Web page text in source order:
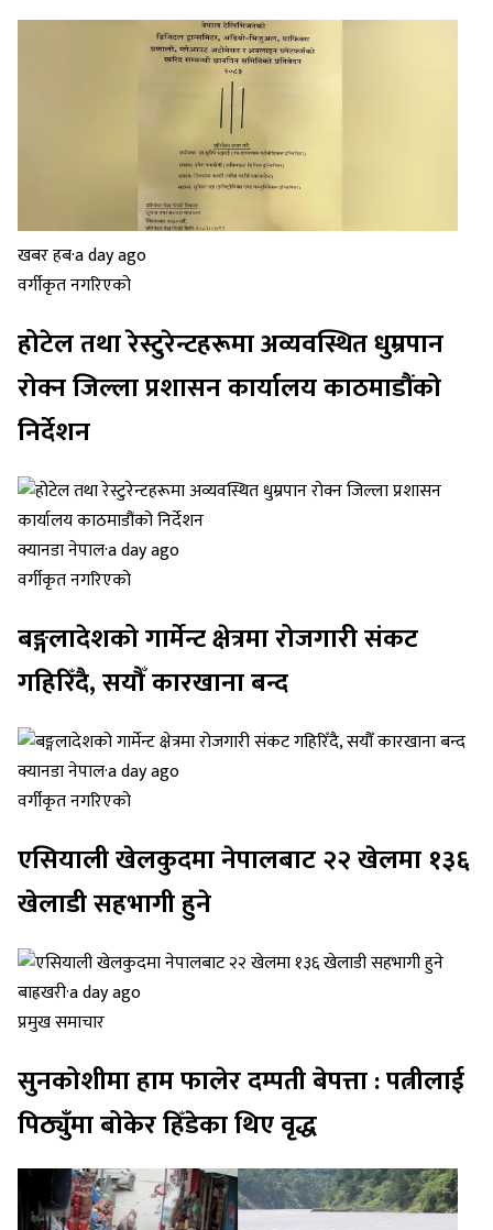
खबर हब·a day ago
वर्गीकृत नगरिएको
होटेल तथा रेस्टुरेन्टहरूमा अव्यवस्थित धुम्रपान
रोक्न जिल्ला प्रशासन कार्यालय काठमाडौंको
निर्देशन
क्यानडा नेपाल·a day ago
वर्गीकृत नगरिएको
बङ्गलादेशको गार्मेन्ट क्षेत्रमा रोजगारी संकट
गहिरिँदै, सयौँ कारखाना बन्द
क्यानडा नेपाल·a day ago
वर्गीकृत नगरिएको
एसियाली खेलकुदमा नेपालबाट २२ खेलमा १३६
खेलाडी सहभागी हुने
बाह्रखरी·a day ago
प्रमुख समाचार
सुनकोशीमा हाम फालेर दम्पती बेपत्ता : पत्नीलाई
पिठ्युँमा बोकेर हिँडेका थिए वृद्ध